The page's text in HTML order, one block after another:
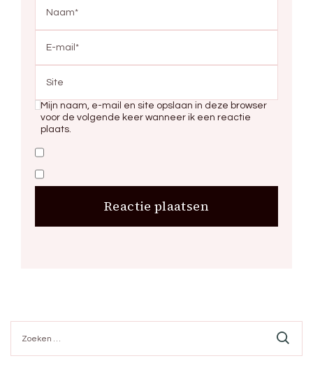
Mijn naam, e-mail en site opslaan in deze browser
voor de volgende keer wanneer ik een reactie
plaats.
naar: